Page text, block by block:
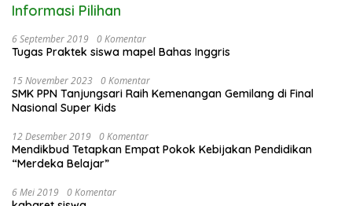
Informasi Pilihan
6 September 2019 0 Komentar
Tugas Praktek siswa mapel Bahas Inggris
15 November 2023 0 Komentar
SMK PPN Tanjungsari Raih Kemenangan Gemilang di Final
Nasional Super Kids
12 Desember 2019 0 Komentar
Mendikbud Tetapkan Empat Pokok Kebijakan Pendidikan
“Merdeka Belajar”
6 Mei 2019 0 Komentar